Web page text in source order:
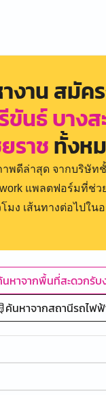
งาน สมัค
ขันธ์ บาง
ราชทั้งห
พดีล่าสุด จากบริษัท
แพลตฟอร์มที่ช่ว
โมง เส้นทางต่อไปใ
หาจากพื้นที่สะดวกรับ
ค้นหาจากสถานีรถไฟ